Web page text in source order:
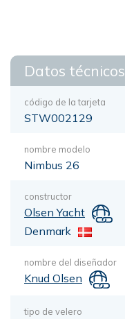
Datos técnicos
código de la tarjeta
STW002129
nombre modelo
Nimbus 26
constructor
Olsen Yacht
Denmark
nombre del diseñador
Knud Olsen
tipo de velero